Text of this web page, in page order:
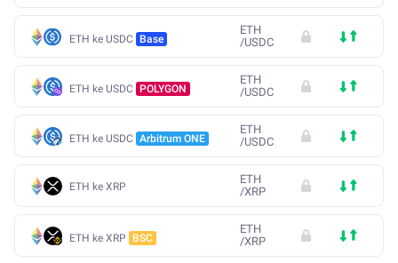
ETH ke USDC Base
ETH
/USDC
ETH ke USDC POLYGON
ETH
/USDC
ETH ke USDC Arbitrum ONE
ETH
/USDC
ETH ke XRP
ETH
/XRP
ETH ke XRP BSC
ETH
/XRP